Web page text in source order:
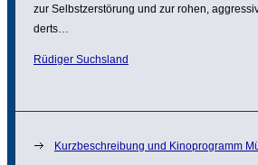
zur Selbst­zer­störung und zur rohen,
derts…
Rüdiger Suchsland
Kurzbeschreibung und Kinoprogramm